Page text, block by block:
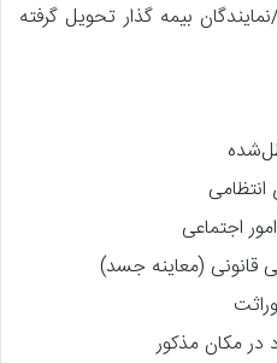
بیمه گذار تحویل گرفته
اجتماعی
قانونی (معاینه جسد)
در مکان مذکور